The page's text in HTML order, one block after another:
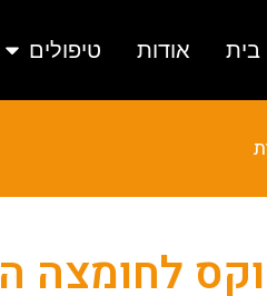
בית אודות טיפולים
לחומצה